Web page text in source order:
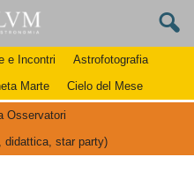
e Incontri
Astrofotografia
Marte Cielo del Mese
Osservatori
didattica, star party)